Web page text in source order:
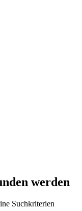
werden
Suchkriterien